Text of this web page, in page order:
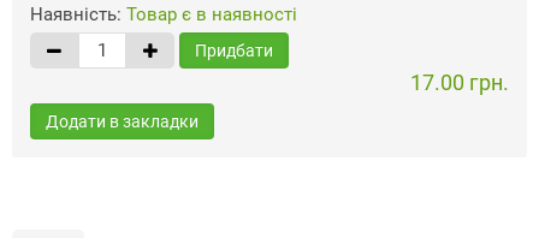
Наявність: Товар є в наявності
Придбати
17.00 грн.
Додати в закладки